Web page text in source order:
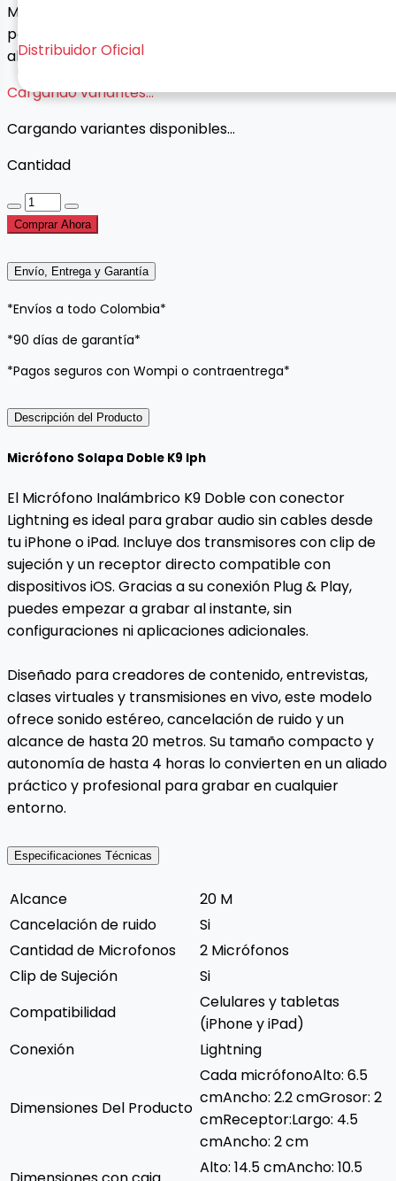
Distribuidor Oficial
Micrófono inalámbrico doble con entrada Lightning
para iPhone y iPad. Grabación estéreo, 20 m de
alcance y cancelación de ruido.
Cargando variantes...
Cargando variantes disponibles...
Cantidad
Comprar Ahora
Envío, Entrega y Garantía
*Envíos a todo Colombia*
*90 días de garantía*
*Pagos seguros con Wompi o contraentrega*
Descripción del Producto
Micrófono Solapa Doble K9 Iph
El Micrófono Inalámbrico K9 Doble con conector
Lightning es ideal para grabar audio sin cables desde
tu iPhone o iPad. Incluye dos transmisores con clip de
sujeción y un receptor directo compatible con
dispositivos iOS. Gracias a su conexión Plug & Play,
puedes empezar a grabar al instante, sin
configuraciones ni aplicaciones adicionales.
Diseñado para creadores de contenido, entrevistas,
clases virtuales y transmisiones en vivo, este modelo
ofrece sonido estéreo, cancelación de ruido y un
alcance de hasta 20 metros. Su tamaño compacto y
autonomía de hasta 4 horas lo convierten en un aliado
práctico y profesional para grabar en cualquier
entorno.
Especificaciones Técnicas
Alcance
20 M
Cancelación de ruido
Si
Cantidad de Microfonos
2 Micrófonos
Clip de Sujeción
Si
Compatibilidad
Celulares y tabletas
(iPhone y iPad)
Conexión
Lightning
Dimensiones Del Producto
Cada micrófonoAlto: 6.5
cmAncho: 2.2 cmGrosor: 2
cmReceptor:Largo: 4.5
cmAncho: 2 cm
Alto: 14.5 cmAncho: 10.5